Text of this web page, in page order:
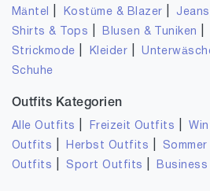
Mäntel Kostüme & Blazer Jeans
Shirts & Tops Blusen & Tuniken
Strickmode
Kleider |
Schuhe
Outfits Kategorien
Alle Outfits Freizeit Outfits |
Outfits
Herbst Outfits
Outfits
Sport Outfits